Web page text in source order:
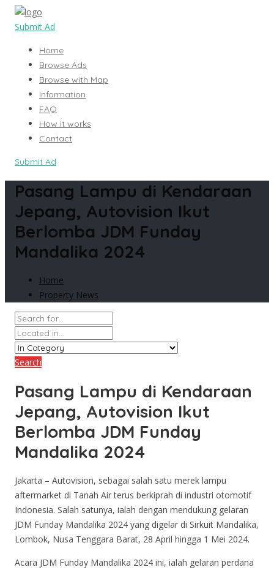
Submit Ad
Home
Browse Ads
Browse with Map
Information
FAQ
How it works
Contact
Submit Ad
Pasang Lampu di Kendaraan
Jepang, Autovision Ikut
Berlomba JDM Funday
Mandalika 2024
Home
Property News
Search
Pasang Lampu di Kendaraan
Jepang, Autovision Ikut
Berlomba JDM Funday
Mandalika 2024
Jakarta – Autovision, sebagai salah satu merek lampu
aftermarket di Tanah Air terus berkiprah di industri otomotif
Indonesia. Salah satunya, ialah dengan mendukung gelaran
JDM Funday Mandalika 2024 yang digelar di Sirkuit Mandalika,
Lombok, Nusa Tenggara Barat, 28 April hingga 1 Mei 2024.
Acara JDM Funday Mandalika 2024 ini, ialah gelaran perdana